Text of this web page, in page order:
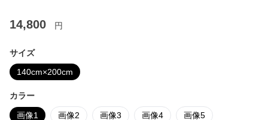
14,800 円
サイズ
140cm×200cm
カラー
画像1 画像2 画像3 画像4 画像5